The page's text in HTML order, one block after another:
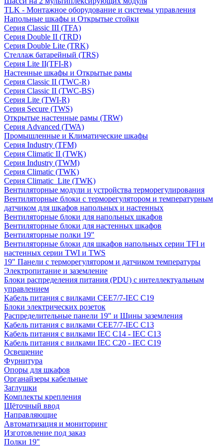
TLK - Монтажное оборудование и системы управления
Напольные шкафы и Открытые стойки
Серия Classic III (TFA)
Серия Double II (TRD)
Серия Double Lite (TRK)
Стеллаж батарейный (TRS)
Серия Lite II(TFI-R)
Настенные шкафы и Открытые рамы
Серия Classic II (TWC-R)
Серия Classic II (TWC-BS)
Серия Lite (TWI-R)
Серия Secure (TWS)
Открытые настенные рамы (TRW)
Серия Advanced (TWA)
Промышленные и Климатические шкафы
Серия Industry (TFM)
Серия Climatic II (TWK)
Серия Industry (TWM)
Серия Climatic (TWK)
Серия Climatic_Lite (TWK)
Вентиляторные модули и устройства терморегулирования
Вентиляторные блоки с терморегулятором и температурным
датчиком для шкафов напольных и настенных
Вентиляторные блоки для напольных шкафов
Вентиляторные блоки для настенных шкафов
Вентиляторные полки 19"
Вентиляторные блоки для шкафов напольных серии TFI и
настенных серии TWI и TWS
19" Панели с терморегулятором и датчиком температуры
Электропитание и заземление
Блоки распределения питания (PDU) с интеллектуальным
управлением
Кабель питания с вилками CEE7/7-IEC C19
Блоки электрических розеток
Распределительные панели 19" и Шины заземления
Кабель питания с вилками CEE7/7-IEC C13
Кабель питания с вилками IEC C14 - IEC C13
Кабель питания с вилками IEC C20 - IEC C19
Освещение
Фурнитура
Опоры для шкафов
Органайзеры кабельные
Заглушки
Комплекты крепления
Щёточный ввод
Направляющие
Автоматизация и мониторинг
Изготовление под заказ
Полки 19"